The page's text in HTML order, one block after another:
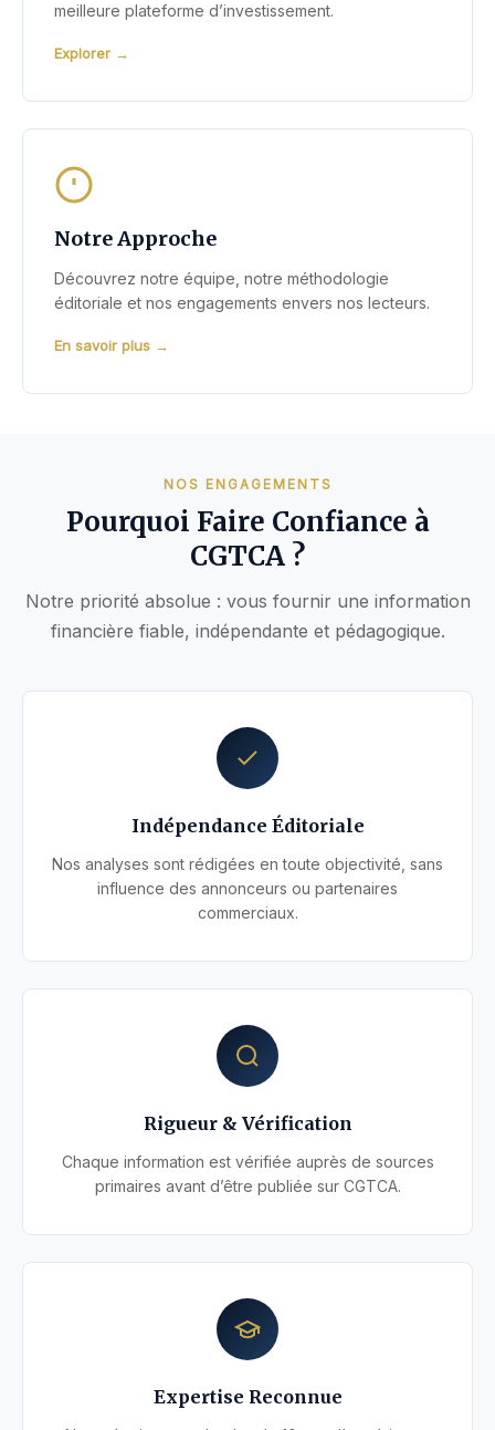
meilleure plateforme d’investissement.
Explorer
Notre Approche
Découvrez notre équipe, notre méthodologie
éditoriale et nos engagements envers nos lecteurs.
En savoir plus
NOS ENGAGEMENTS
Pourquoi Faire Confiance à
CGTCA ?
Notre priorité absolue : vous fournir une information
financière fiable, indépendante et pédagogique.
Indépendance Éditoriale
Nos analyses sont rédigées en toute objectivité, sans
influence des annonceurs ou partenaires
commerciaux.
Rigueur & Vérification
Chaque information est vérifiée auprès de sources
primaires avant d’être publiée sur CGTCA.
Expertise Reconnue